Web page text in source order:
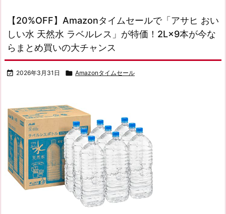
【20%OFF】Amazonタイムセールで「アサヒ おい
しい水 天然水 ラベルレス」が特価！2L×9本が今な
らまとめ買いの大チャンス
 2026年3月31日  Amazonタイムセール